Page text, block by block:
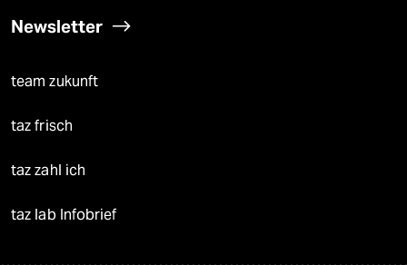
Newsletter
team zukunft
taz frisch
taz zahl ich
taz lab Infobrief